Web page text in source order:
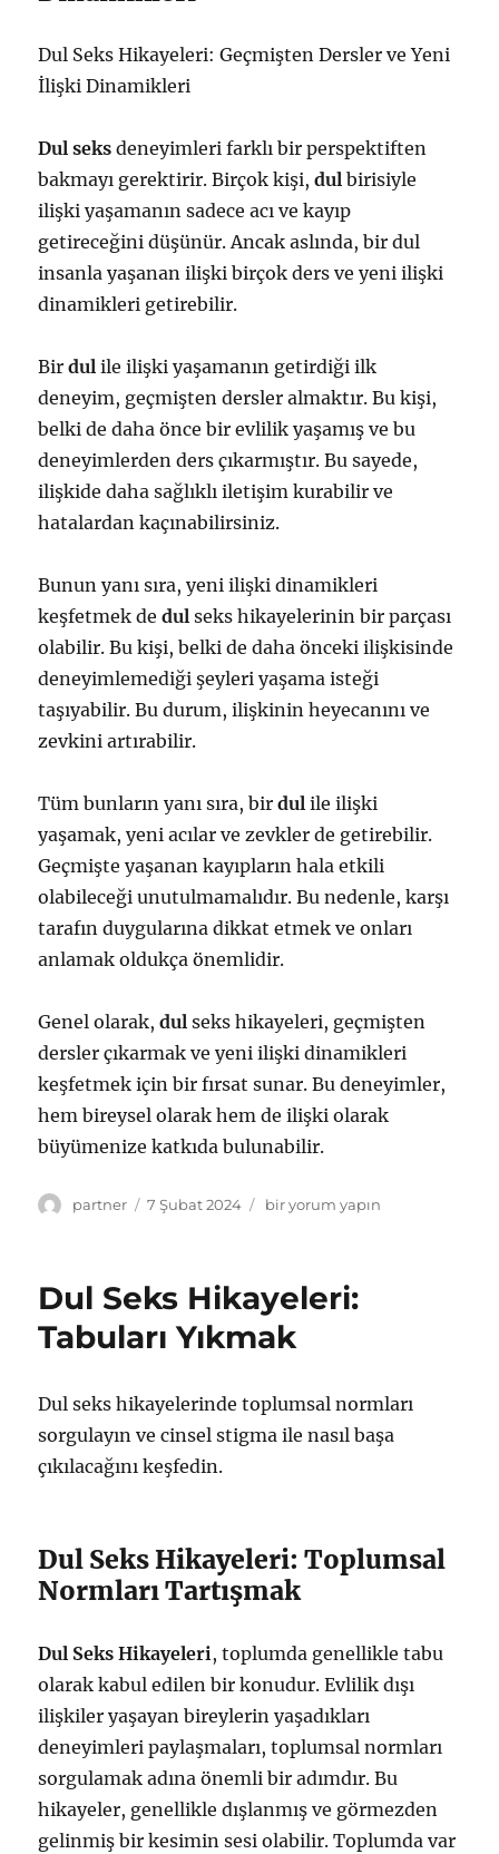
Dul Seks Hikayeleri: Geçmişten Dersler ve Yeni
İlişki Dinamikleri
Dul seks deneyimleri farklı bir perspektiften
bakmayı gerektirir. Birçok kişi,dul birisiyle
ilişki yaşamanın sadece acı ve kayıp
getireceğini düşünür. Ancak aslında, bir dul
insanla yaşanan ilişki birçok ders ve yeni ilişki
dinamikleri getirebilir.
Birdul ile ilişki yaşamanın getirdiği ilk
deneyim, geçmişten dersler almaktır. Bu kişi,
belki de daha önce bir evlilik yaşamış ve bu
deneyimlerden ders çıkarmıştır. Bu sayede,
ilişkide daha sağlıklı iletişim kurabilir ve
hatalardan kaçınabilirsiniz.
Bunun yanı sıra, yeni ilişki dinamikleri
keşfetmek dedul seks hikayelerinin bir parçası
olabilir. Bu kişi, belki de daha önceki ilişkisinde
deneyimlemediği şeyleri yaşama isteği
taşıyabilir. Bu durum, ilişkinin heyecanını ve
zevkini artırabilir.
Tüm bunların yanı sıra, birdul ile ilişki
yaşamak, yeni acılar ve zevkler de getirebilir.
Geçmişte yaşanan kayıpların hala etkili
olabileceği unutulmamalıdır. Bu nedenle, karşı
tarafın duygularına dikkat etmek ve onları
anlamak oldukça önemlidir.
Genel olarak,dul seks hikayeleri, geçmişten
dersler çıkarmak ve yeni ilişki dinamikleri
keşfetmek için bir fırsat sunar. Bu deneyimler,
hem bireysel olarak hem de ilişki olarak
büyümenize katkıda bulunabilir.
Yazar
partner
Yayın
7 Şubat 2024
Dul
Acılar,
Yeni
Zevkler
bir yorum yapın
Dul Seks Hikayeleri:
Tabuları Yıkmak
Dul seks hikayelerinde toplumsal normları
sorgulayın ve cinsel stigma ile nasıl başa
çıkılacağını keşfedin.
Dul Seks Hikayeleri: Toplumsal
Normları Tartışmak
Dul Seks Hikayeleri, toplumda genellikle tabu
olarak kabul edilen bir konudur. Evlilik dışı
ilişkiler yaşayan bireylerin yaşadıkları
deneyimleri paylaşmaları, toplumsal normları
sorgulamak adına önemli bir adımdır. Bu
hikayeler, genellikle dışlanmış ve görmezden
gelinmiş bir kesimin sesi olabilir. Toplumda var